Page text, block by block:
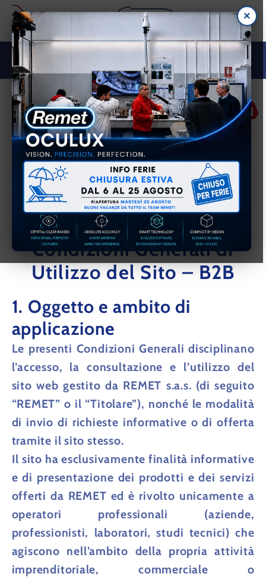
Vai
direttamente
ai contenuti
M E TA L L O G R A F I A
AccediCarrello
Termini e condizioni
Condizioni Generali di
Utilizzo del Sito – B2B
1. Oggetto e ambito di
applicazione
Le presenti Condizioni Generali disciplinano
l’accesso, la consultazione e l’utilizzo del
sito web gestito da REMET s.a.s. (di seguito
“REMET” o il “Titolare”), nonché le modalità
di invio di richieste informative o di offerta
tramite il sito stesso.
Il sito haesclusivamente finalità informative
e di presentazione dei prodotti e dei servizi
offerti da REMET ed è rivolto unicamente a
operatori professionali (aziende,
professionisti, laboratori, studi tecnici) che
agiscono nell’ambito della propria attività
imprenditoriale, commerciale o
×